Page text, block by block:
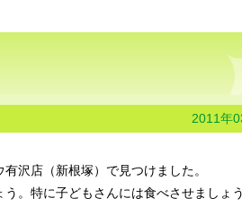
2011年
沢店（新根塚）で見つけました。
。特に子どもさんには食べさせましょう